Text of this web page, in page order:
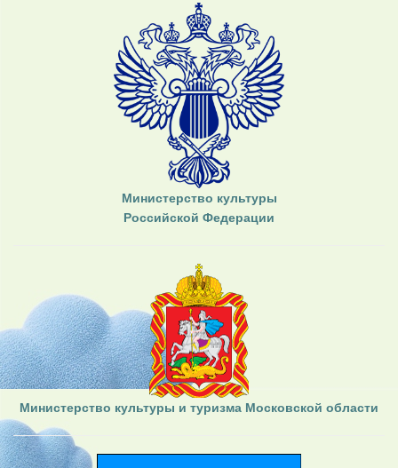
Министерство культуры
Российской Федерации
Министерство культуры и туризма Московской области